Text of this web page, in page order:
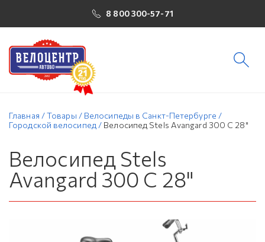
8 800 300-57-71
Главная /Товары / Велосипеды в Санкт-Петербурге /
Городской велосипед / Велосипед Stels Avangard 300 C 28"
Велосипед Stels
Avangard 300 C 28"